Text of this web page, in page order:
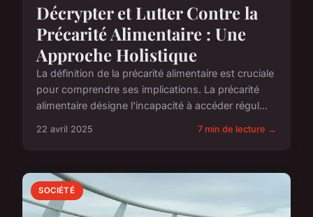
Décrypter et Lutter Contre la
Précarité Alimentaire : Une
Approche Holistique
La définition de la précarité alimentaire est cruciale
pour comprendre ses implications. La précarité
alimentaire désigne l'incapacité à accéder régul...
22 avril 2025 7 min de lecture →
SOCIÉTÉ